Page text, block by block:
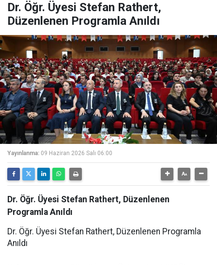
Dr. Öğr. Üyesi Stefan Rathert,
Düzenlenen Programla Anıldı
Yayınlanma: 09 Haziran 2026 Salı 06:00
Dr. Öğr. Üyesi Stefan Rathert, Düzenlenen
Programla Anıldı
Dr. Öğr. Üyesi Stefan Rathert, Düzenlenen Programla
Anıldı